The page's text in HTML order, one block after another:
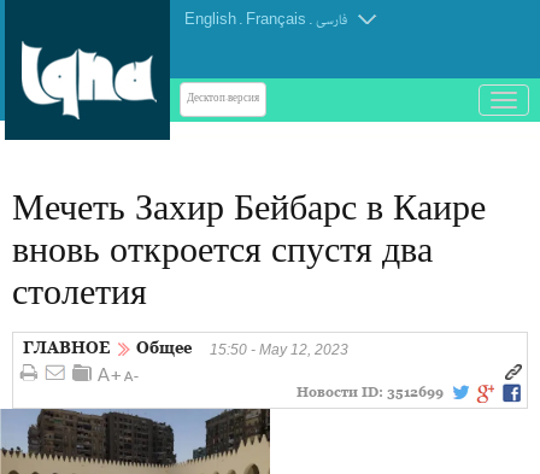
English . Français . فارسی
Десктоп-версия
باز
و
Мечеть Захир Бейбарс в Каире
вновь откроется спустя два
столетия
ГЛАВНОЕ Общее 15:50 - May 12, 2023
Новости ID: 3512699